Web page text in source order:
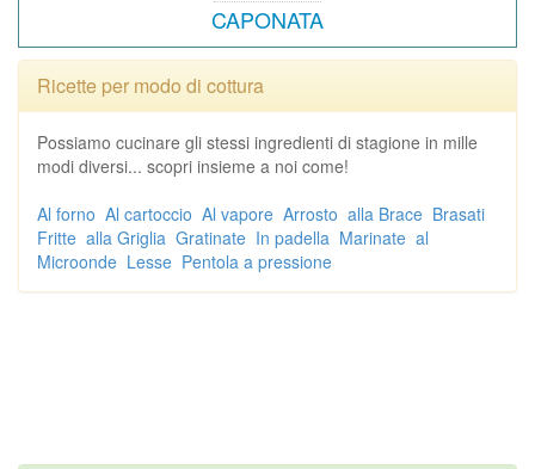
CAPONATA
Ricette per modo di cottura
Possiamo cucinare gli stessi ingredienti di stagione in mille
modi diversi... scopri insieme a noi come!
Al forno Al cartoccio Al vapore Arrosto alla Brace Brasati
Fritte alla Griglia Gratinate In padella Marinate al
Microonde Lesse Pentola a pressione